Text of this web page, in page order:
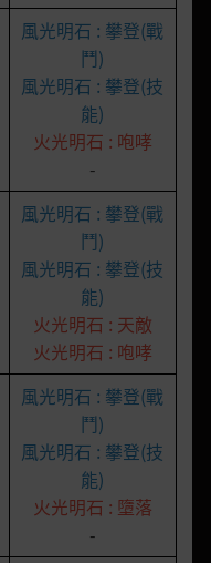
風光明石 : 攀登(戰
鬥)
風光明石 : 攀登(技
能)
火光明石 : 咆哮
-
風光明石 : 攀登(戰
鬥)
風光明石 : 攀登(技
能)
火光明石 : 天敵
火光明石 : 咆哮
風光明石 : 攀登(戰
鬥)
風光明石 : 攀登(技
能)
火光明石 : 墮落
-